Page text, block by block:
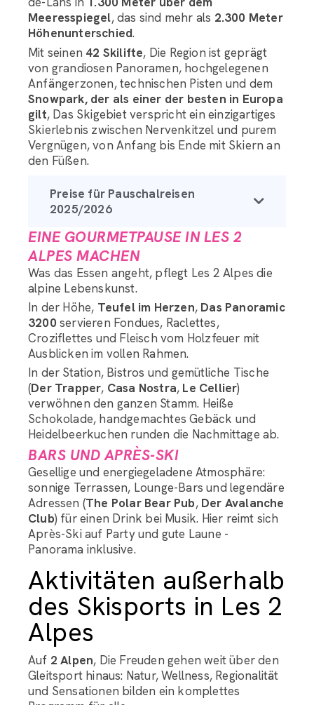
Meeresspiegel, das sind mehr als 2.300 Meter
Höhenunterschied.
Mit seinen 42 Skilifte, Die Region ist geprägt
von grandiosen Panoramen, hochgelegenen
Anfängerzonen, technischen Pisten und dem
Snowpark, der als einer der besten in Europa
gilt, Das Skigebiet verspricht ein einzigartiges
Skierlebnis zwischen Nervenkitzel und purem
Vergnügen, von Anfang bis Ende mit Skiern an
den Füßen.
Preise für Pauschalreisen
2025/2026
EINE GOURMETPAUSE IN LES 2
ALPES MACHEN
Was das Essen angeht, pflegt Les 2 Alpes die
alpine Lebenskunst.
In der Höhe, Teufel im Herzen, Das Panoramic
3200 servieren Fondues, Raclettes,
Croziflettes und Fleisch vom Holzfeuer mit
Ausblicken im vollen Rahmen.
In der Station, Bistros und gemütliche Tische
(Der Trapper, Casa Nostra, Le Cellier)
verwöhnen den ganzen Stamm. Heiße
Schokolade, handgemachtes Gebäck und
Heidelbeerkuchen runden die Nachmittage ab.
BARS UND APRÈS-SKI
Gesellige und energiegeladene Atmosphäre:
sonnige Terrassen, Lounge-Bars und legendäre
Adressen (The Polar Bear Pub, Der Avalanche
Club) für einen Drink bei Musik. Hier reimt sich
Après-Ski auf Party und gute Laune -
Panorama inklusive.
Aktivitäten außerhalb
des Skisports in Les 2
Alpes
Auf 2 Alpen, Die Freuden gehen weit über den
Gleitsport hinaus: Natur, Wellness, Regionalität
und Sensationen bilden ein komplettes